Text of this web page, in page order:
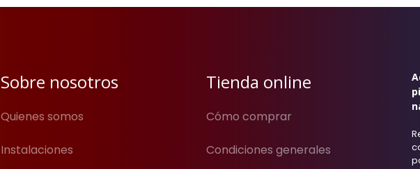
Sobre nosotros
Quienes somos
Instalaciones
Tienda online
Cómo comprar
Condiciones generales